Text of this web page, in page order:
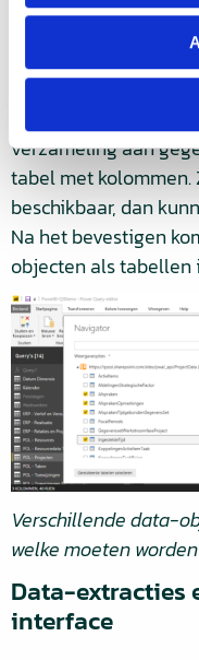
Connectie maken
Afhankelijk van de
beschikbare data,
objecten
verzameling aan
tabel met
beschikbaar, dan
Na het bevestigen
objecten als tabellen
Verschillende data-
welke moeten
Data-extracties
interface